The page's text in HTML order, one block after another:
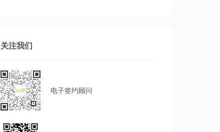
关注我们
电子签约顾问